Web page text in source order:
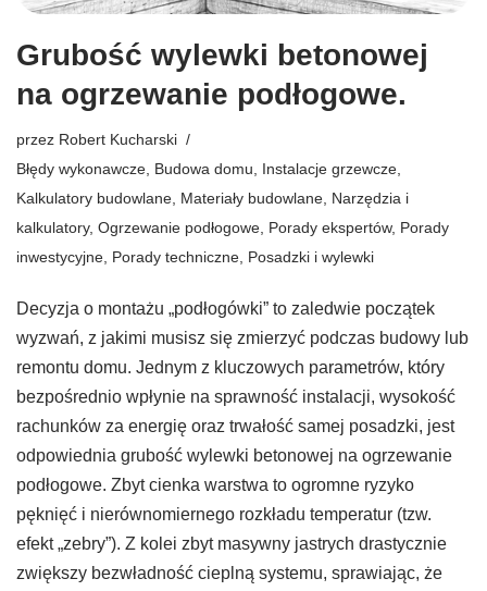
Grubość wylewki betonowej
na ogrzewanie podłogowe.
przez Robert Kucharski
Błędy wykonawcze Budowa domu Instalacje grzewcze
Kalkulatory budowlane Materiały budowlane Narzędzia i
kalkulatory, Ogrzewanie podłogowe Porady ekspertów, Porady
inwestycyjne Porady techniczne Posadzki i wylewki
Decyzja o montażu „podłogówki” to zaledwie początek
wyzwań, z jakimi musisz się zmierzyć podczas budowy lub
remontu domu. Jednym z kluczowych parametrów, który
bezpośrednio wpłynie na sprawność instalacji, wysokość
rachunków za energię oraz trwałość samej posadzki, jest
odpowiednia grubość wylewki betonowej na ogrzewanie
podłogowe. Zbyt cienka warstwa to ogromne ryzyko
pęknięć i nierównomiernego rozkładu temperatur (tzw.
efekt „zebry”). Z kolei zbyt masywny jastrych drastycznie
zwiększy bezwładność cieplną systemu, sprawiając, że